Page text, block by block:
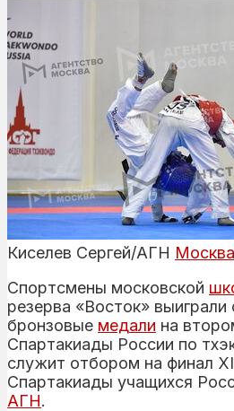
Киселев Сергей/АГН Москва
Спортсмены московской
резерва «Восток»
бронзовые медали на
Спартакиады России по
служит отбором на финал
Спартакиады учащихся
АГН.